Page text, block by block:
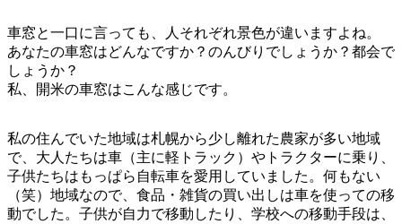
車窓と一口に言っても、人それぞれ景色が違いますよね。
あなたの車窓はどんなですか？のんびりでしょうか？都会で
しょうか？
私、開米の車窓はこんな感じです。
私の住んでいた地域は札幌から少し離れた農家が多い地域
で、大人たちは車（主に軽トラック）やトラクターに乗り、
子供たちはもっぱら自転車を愛用していました。何もない
（笑）地域なので、食品・雑貨の買い出しは車を使っての移
動でした。子供が自力で移動したり、学校への移動手段は、